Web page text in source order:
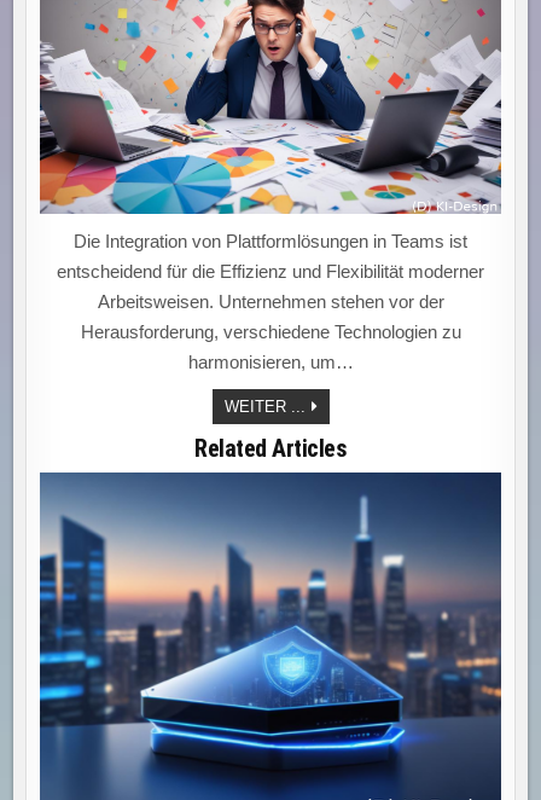
Die Integration von Plattformlösungen in Teams ist
entscheidend für die Effizienz und Flexibilität moderner
Arbeitsweisen. Unternehmen stehen vor der
Herausforderung, verschiedene Technologien zu
harmonisieren, um…
WEITER ...
„INTEGRATION
VON
PLATTFORMLÖSUNGEN:
WIE
EFFEKTIV
KÖNNEN.“
Related Articles